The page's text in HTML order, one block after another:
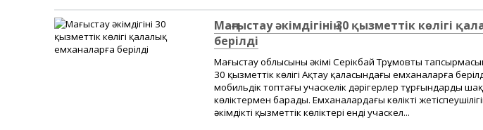
Маңғыстау әкімдігінің 30 қызметтік көлігі
берілді
Маңғыстау облысының әкімі Серікбай Трұмовтың
30 қызметтік көлігі Ақтау қаласындағы емханаларға
мобильдік топтағы учаскелік дәрігерлер тұрғындардың
көліктермен барады. Емханалардағы көліктің
әкімдіктің қызметтік көліктері енді учаскел...